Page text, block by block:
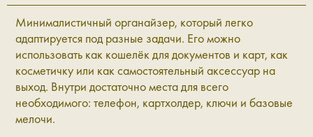
Минималистичный органайзер, который легко
адаптируется под разные задачи. Его можно
использовать как кошелёк для документов и карт, как
косметичку или как самостоятельный аксессуар на
выход. Внутри достаточно места для всего
необходимого: телефон, картхолдер, ключи и базовые
мелочи.